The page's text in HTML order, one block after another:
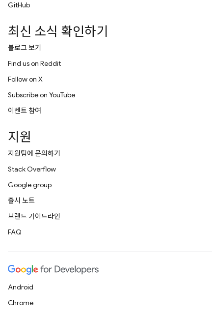
GitHub
최신 소식 확인하기
블로그 보기
Find us on Reddit
Follow on X
Subscribe on YouTube
이벤트 참여
지원
지원팀에 문의하기
Stack Overflow
Google group
출시 노트
브랜드 가이드라인
FAQ
Android
Chrome